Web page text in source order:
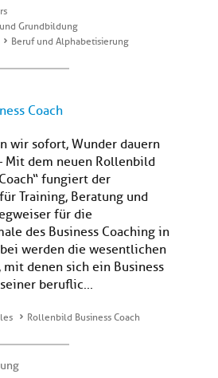
Grundbildung
Beruf und Alphabetisierung
Coach
wir sofort, Wunder dauern
Mit dem neuen Rollenbild
fungiert der
Training, Beratung und
für die
des Business Coaching in
werden die wesentlichen
denen sich ein Business
beruflic...
Rollenbild Business Coach